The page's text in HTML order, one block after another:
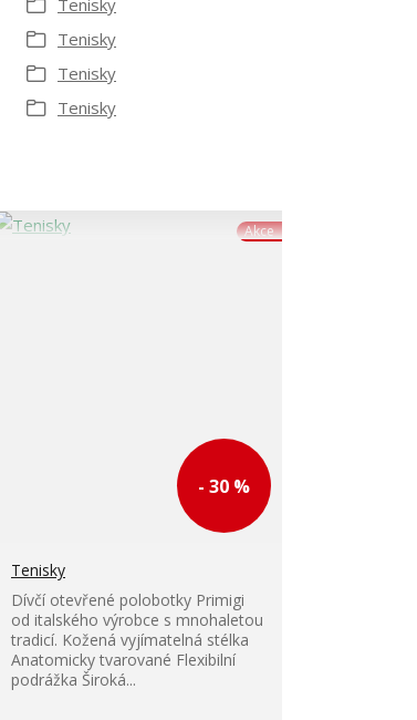
Tenisky
Tenisky
Tenisky
Tenisky
Akce
- 30 %
Tenisky
Dívčí otevřené polobotky Primigi
od italského výrobce s mnohaletou
tradicí. Kožená vyjímatelná stélka
Anatomicky tvarované Flexibilní
podrážka Široká...